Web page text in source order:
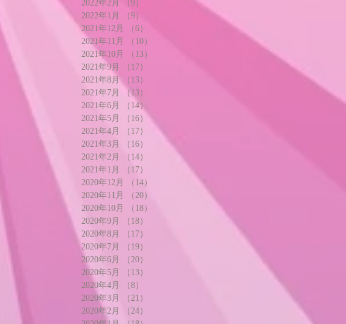
2022年2月
（9）
2022年1月
（9）
2021年12月
（6）
2021年11月
（10）
2021年10月
（13）
2021年9月
（17）
2021年8月
（13）
2021年7月
（13）
2021年6月
（14）
2021年5月
（16） 16件の記事
2021年4月
（17）
17件の記事
2021年3月
（16）
16件の記事
2021年2月
（14）
14件の記事
2021年1月
（17）
17件の記事
2020年12月
（14）
2020年11月
（20）
2020年10月
（18）
2020年9月
（18）
2020年8月
（17）
2020年7月
（19）
2020年6月
（20）
2020年5月
（13）
2020年4月
（8）
2020年3月
（21）
2020年2月
（24）